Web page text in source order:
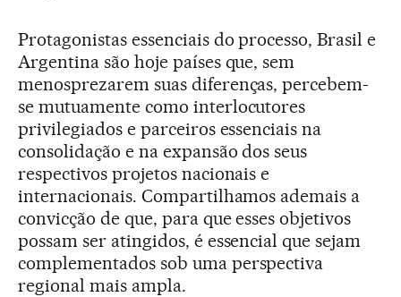
Protagonistas essenciais do processo, Brasil e
Argentina são hoje países que, sem
menosprezarem suas diferenças, percebem-
se mutuamente como interlocutores
privilegiados e parceiros essenciais na
consolidação e na expansão dos seus
respectivos projetos nacionais e
internacionais. Compartilhamos ademais a
convicção de que, para que esses objetivos
possam ser atingidos, é essencial que sejam
complementados sob uma perspectiva
regional mais ampla.